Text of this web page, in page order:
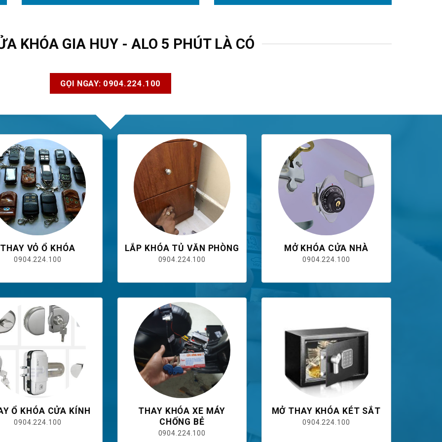
KHÓA GIA HUY - ALO 5 PHÚT LÀ CÓ
GỌI NGAY: 0904.224.100
THAY VỎ Ổ KHÓA
0904.224.100
LẮP KHÓA TỦ VĂN PHÒNG
0904.224.100
MỞ KHÓA CỬA NHÀ
0904.224.100
Ổ KHÓA CỬA KÍNH
0904.224.100
THAY KHÓA XE MÁY
CHỐNG BẺ
0904.224.100
MỞ THAY KHÓA KÉT SẮT
0904.224.100